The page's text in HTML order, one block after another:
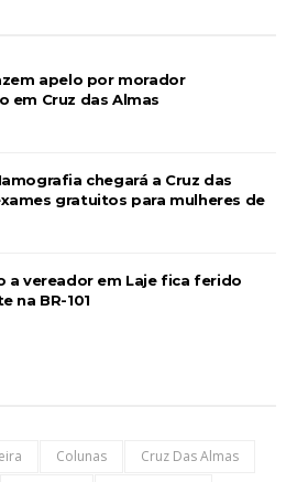
apelo por morador
em Cruz das Almas
chegará a Cruz das
gratuitos para mulheres de
a vereador em Laje fica ferido
na BR-101
Colunas
Cruz Das Almas